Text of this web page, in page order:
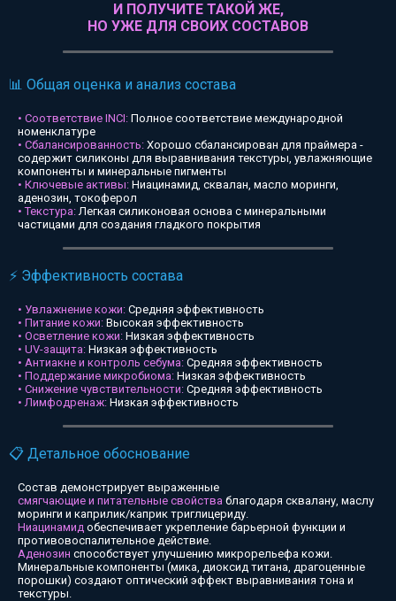
И ПОЛУЧИТЕ ТАКОЙ ЖЕ,
НО УЖЕ ДЛЯ СВОИХ СОСТАВОВ
📊 Общая оценка и анализ состава
• Соответствие INCI: Полное соответствие международной
номенклатуре
• Сбалансированность: Хорошо сбалансирован для праймера -
содержит силиконы для выравнивания текстуры, увлажняющие
компоненты и минеральные пигменты
• Ключевые активы: Ниацинамид, сквалан, масло моринги,
аденозин, токоферол
• Текстура:Легкая силиконовая основа с минеральными
частицами для создания гладкого покрытия
⚡ Эффективность состава
• Увлажнение кожи: Средняя эффективность
• Питание кожи: Высокая эффективность
• Осветление кожи: Низкая эффективность
• UV-защита: Низкая эффективность
• Антиакне и контроль себума: Средняя эффективность
• Поддержание микробиома: Низкая эффективность
• Снижение чувствительности: Средняя эффективность
• Лимфодренаж: Низкая эффективность
📋 Детальное обоснование
Состав демонстрирует выраженные
смягчающие и питательные свойства благодаря сквалану, маслу
моринги и каприлик/каприк триглицериду.
Ниацинамид обеспечивает укрепление барьерной функции и
противовоспалительное действие.
Аденозин способствует улучшению микрорельефа кожи.
Минеральные компоненты (мика, диоксид титана, драгоценные
порошки) создают оптический эффект выравнивания тона и
текстуры.